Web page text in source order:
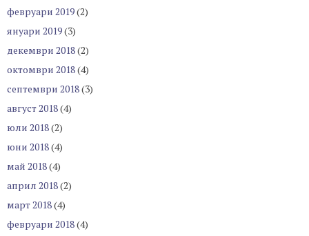
февруари 2019(2)
януари 2019(3)
декември 2018(2)
октомври 2018(4)
септември 2018(3)
август 2018(4)
юли 2018(2)
юни 2018(4)
май 2018(4)
април 2018(2)
март 2018(4)
февруари 2018(4)